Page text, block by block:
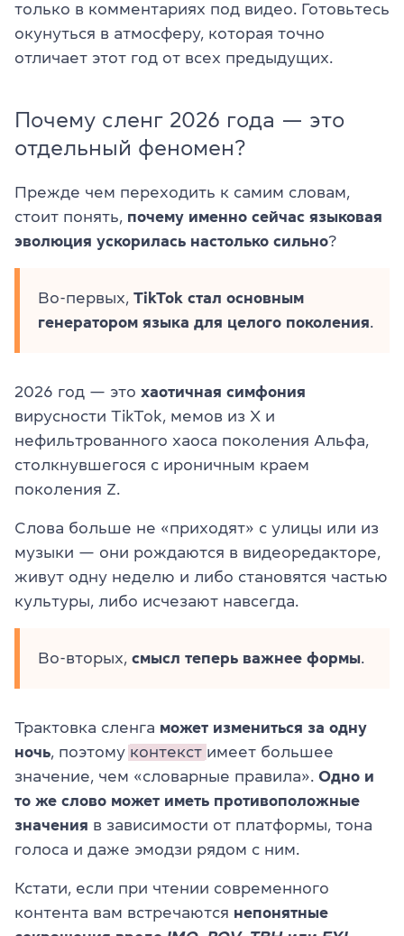
только в комментариях под видео. Готовьтесь
окунуться в атмосферу, которая точно
отличает этот год от всех предыдущих.
Почему сленг 2026 года — это
отдельный феномен?
Прежде чем переходить к самим словам,
стоит понять, почему именно сейчас языковая
эволюция ускорилась настолько сильно?
Во-первых, TikTok стал основным
генератором языка для целого поколения.
2026 год — это хаотичная симфония
вирусности TikTok, мемов из X и
нефильтрованного хаоса поколения Альфа,
столкнувшегося с ироничным краем
поколения Z.
Слова больше не «приходят» с улицы или из
музыки — они рождаются в видеоредакторе,
живут одну неделю и либо становятся частью
культуры, либо исчезают навсегда.
Во-вторых, смысл теперь важнее формы.
Трактовка сленга может измениться за одну
ночь, поэтому контекст имеет большее
значение, чем «словарные правила». Одно и
то же слово может иметь противоположные
значения в зависимости от платформы, тона
голоса и даже эмодзи рядом с ним.
Кстати, если при чтении современного
контента вам встречаются непонятные